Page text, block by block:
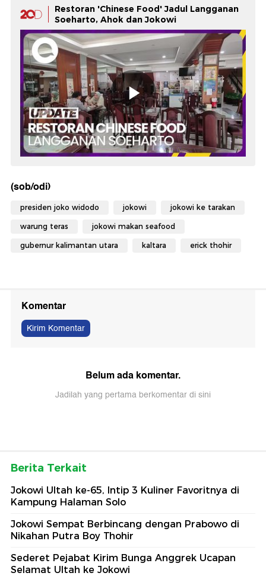
Restoran 'Chinese Food' Jadul Langganan
Soeharto, Ahok dan Jokowi
(sob/odi)
presiden joko widodo jokowi jokowi ke tarakan
warung teras jokowi makan seafood
gubernur kalimantan utara kaltara erick thohir
Komentar
Kirim Komentar
Belum ada komentar.
Jadilah yang pertama berkomentar di sini
Berita Terkait
Jokowi Ultah ke-65, Intip 3 Kuliner Favoritnya di
Kampung Halaman Solo
Jokowi Sempat Berbincang dengan Prabowo di
Nikahan Putra Boy Thohir
Sederet Pejabat Kirim Bunga Anggrek Ucapan
Selamat Ultah ke Jokowi